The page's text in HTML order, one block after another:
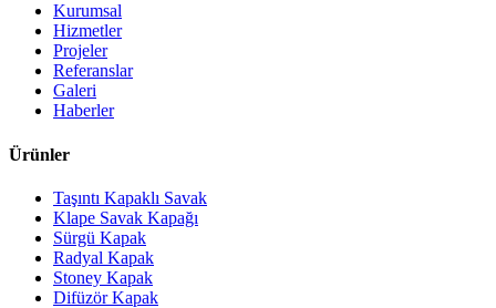
Kurumsal
Hizmetler
Projeler
Referanslar
Galeri
Haberler
Ürünler
Taşıntı Kapaklı Savak
Klape Savak Kapağı
Sürgü Kapak
Radyal Kapak
Stoney Kapak
Difüzör Kapak